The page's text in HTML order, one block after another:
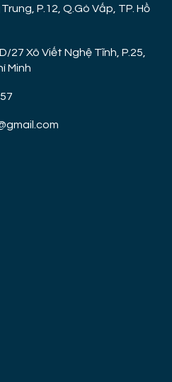
P.12, Q.Gò Vấp, TP. Hồ
27 Xô Viết Nghệ Tĩnh, P.25,
Minh